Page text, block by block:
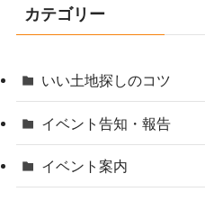
カテゴリー
いい土地探しのコツ
イベント告知・報告
イベント案内